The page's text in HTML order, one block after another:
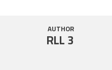
AUTHOR
RLL 3